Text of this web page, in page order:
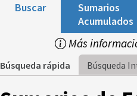
Buscar
Sumarios
Acumulados
Más
Búsqueda rápida Búsqueda